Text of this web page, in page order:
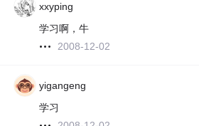
xxyping
学习啊，牛
2008-12-02
yigangeng
学习